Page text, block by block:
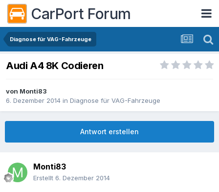
CarPort Forum
Diagnose für VAG-Fahrzeuge
Audi A4 8K Codieren
von Monti83
6. Dezember 2014 in Diagnose für VAG-Fahrzeuge
Antwort erstellen
Monti83
Erstellt 6. Dezember 2014